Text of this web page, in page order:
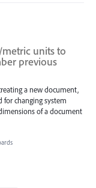
units to
previous
a new document,
for changing system
of a document